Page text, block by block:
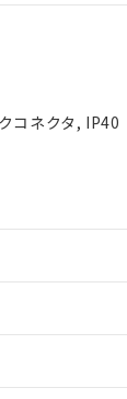
コネクタ, IP40